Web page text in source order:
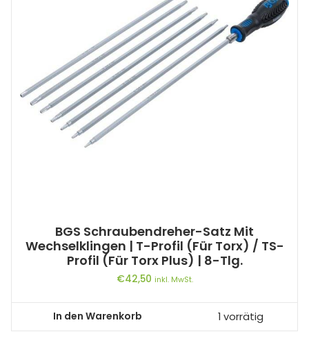
BGS Schraubendreher-Satz Mit
Wechselklingen | T-Profil (für Torx) / TS-
Profil (für Torx Plus) | 8-Tlg.
€42,50 inkl. MwSt.
In den Warenkorb 1 vorrätig